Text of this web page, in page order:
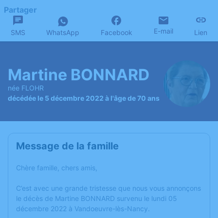
Partager
SMS WhatsApp Facebook E-mail Lien
Martine BONNARD
née FLOHR
décédée le 5 décembre 2022 à l'âge de 70 ans
Message de la famille
Chère famille, chers amis,
C’est avec une grande tristesse que nous vous annonçons
le décès de Martine BONNARD survenu le lundi 05
décembre 2022 à Vandoeuvre-lès-Nancy.